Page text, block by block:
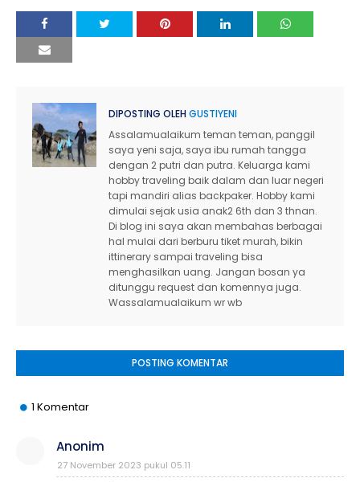
DIPOSTING OLEHGUSTIYENI
Assalamualaikum teman teman, panggil
saya yeni saja, saya ibu rumah tangga
dengan 2 putri dan putra. Keluarga kami
hobby traveling baik dalam dan luar negeri
tapi mandiri alias backpaker. Hobby kami
dimulai sejak usia anak2 6th dan 3 thnan.
Di blog ini saya akan membahas berbagai
hal mulai dari berburu tiket murah, bikin
ittinerary sampai traveling bisa
menghasilkan uang. Jangan bosan ya
ditunggu request dan komennya juga.
Wassalamualaikum wr wb
POSTING KOMENTAR
1 Komentar
Anonim
27 November 2023 pukul 05.11